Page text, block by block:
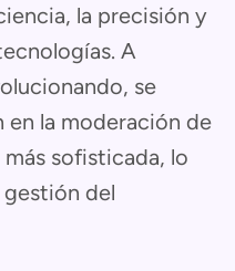
la precisión y
A
se
en la moderación de
sofisticada, lo
gestión del